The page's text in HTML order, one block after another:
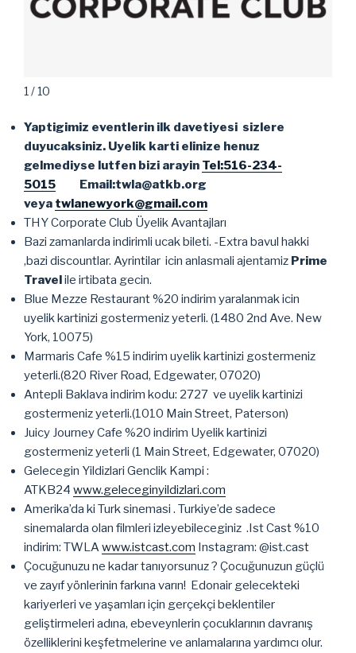
1 / 10
Yaptigimiz eventlerin ilk davetiyesi sizlere
duyucaksiniz. Uyelik karti elinize henuz
gelmediyse lutfen bizi arayin Tel:516-234-
5015 Email:twla@atkb.org
veya twlanewyork@gmail.com
THY Corporate Club Üyelik Avantajları
Bazi zamanlarda indirimli ucak bileti. -Extra bavul hakki
,bazi discountlar. Ayrintilar icin anlasmali ajentamiz Prime
Travelile irtibata gecin.
Blue Mezze Restaurant %20 indirim yaralanmak icin
uyelik kartinizi gostermeniz yeterli. (1480 2nd Ave. New
York, 10075)
Marmaris Cafe %15 indirim uyelik kartinizi gostermeniz
yeterli.(820 River Road, Edgewater, 07020)
Antepli Baklava indirim kodu: 2727 ve uyelik kartinizi
gostermeniz yeterli.(1010 Main Street, Paterson)
Juicy Journey Cafe %20 indirim Uyelik kartinizi
gostermeniz yeterli (1 Main Street, Edgewater, 07020)
Gelecegin Yildizlari Genclik Kampi :
ATKB24 www.geleceginyildizlari.com
Amerika’da ki Turk sinemasi . Turkiye’de sadece
sinemalarda olan filmleri izleyebileceginiz .Ist Cast %10
indirim: TWLA www.istcast.com Instagram: @ist.cast
Çocuğunuzu ne kadar tanıyorsunuz ? Çocuğunuzun güçlü
ve zayıf yönlerinin farkına varın! Edonair gelecekteki
kariyerleri ve yaşamları için gerçekçi beklentiler
geliştirmeleri adına, ebeveynlerin çocuklarının davranış
özelliklerini keşfetmelerine ve anlamalarına yardımcı olur.